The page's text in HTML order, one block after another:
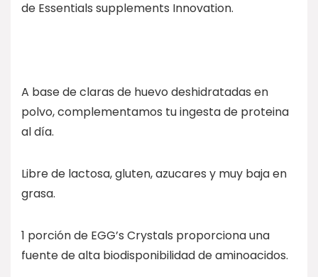
de Essentials supplements Innovation.
A base de claras de huevo deshidratadas en
polvo, complementamos tu ingesta de proteina
al día.
Libre de lactosa, gluten, azucares y muy baja en
grasa.
1 porción de EGG’s Crystals proporciona una
fuente de alta biodisponibilidad de aminoacidos.